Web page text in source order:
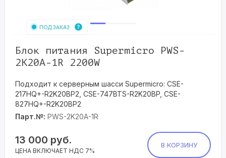
ПОД ЗАКАЗ
Блок питания Supermicro PWS-
2K20A-1R 2200W
Подходит к серверным шасси Supermicro: CSE-
217HQ+-R2K20BP2, CSE-747BTS-R2K20BP, CSE-
827HQ+-R2K20BP2
Парт.№: PWS-2K20A-1R
13 000 руб.
ЦЕНА ВКЛЮЧАЕТ НДС 7%
В КОРЗИНУ